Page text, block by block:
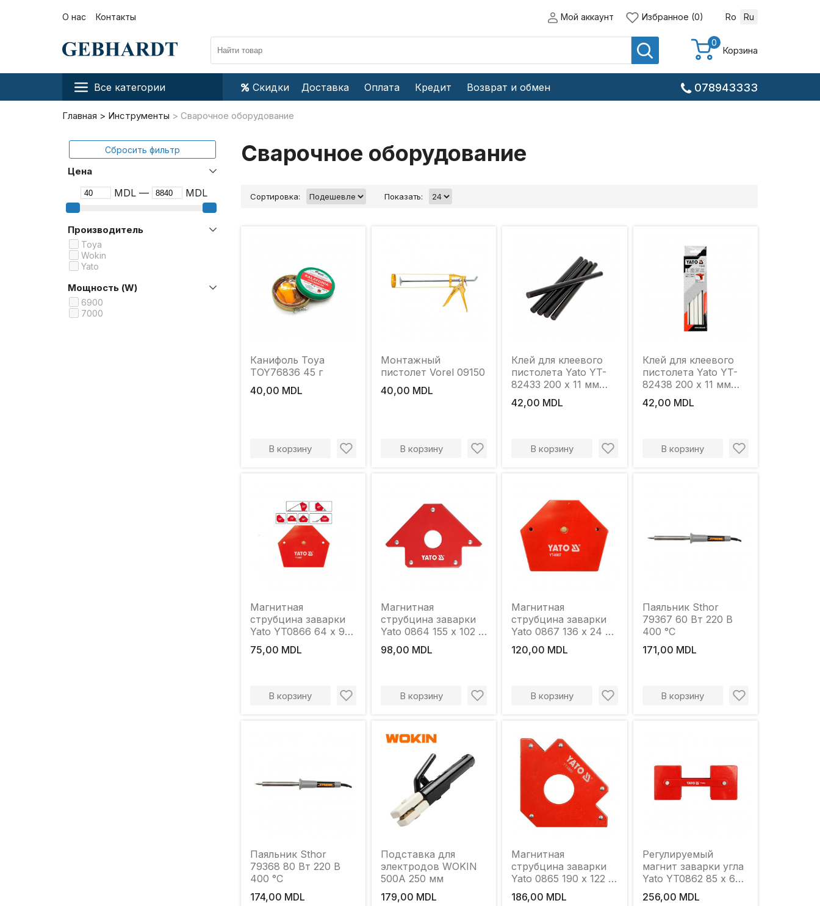
О нас Контакты Мой аккаунт Избранное (0) Ro Ru
0
Корзина
Все категории Скидки Доставка Оплата Кредит Возврат и обмен 078943333
Главная Инструменты Сварочное оборудование
Сбросить фильтр
Цена
MDL — MDL
Производитель
Toya
Wokin
Yato
Мощность (W)
6900
7000
Сварочное оборудование
Сортировка: Показать:
Канифоль Toya
TOY76836 45 г
40,00 MDL
В корзину
Монтажный
пистолет Vorel 09150
40,00 MDL
В корзину
Клей для клеевого
пистолета Yato YT-
82433 200 x 11 мм
чёрный
42,00 MDL
В корзину
Клей для клеевого
пистолета Yato YT-
82438 200 x 11 мм
белый
42,00 MDL
В корзину
Магнитная
струбцина заварки
Yato YT0866 64 x 95
x 14 мм
75,00 MDL
В корзину
Магнитная
струбцина заварки
Yato 0864 155 x 102 x
17 мм
98,00 MDL
В корзину
Магнитная
струбцина заварки
Yato 0867 136 x 24 x
11 мм
120,00 MDL
В корзину
Паяльник Sthor
79367 60 Вт 220 В
400 °С
171,00 MDL
В корзину
Паяльник Sthor
79368 80 Вт 220 В
400 °С
174,00 MDL
Подставка для
электродов WOKIN
500A 250 мм
179,00 MDL
Магнитная
струбцина заварки
Yato 0865 190 x 122 x
25 мм
186,00 MDL
Регулируемый
магнит заварки угла
Yato YT0862 85 x 65
x 22 мм
256,00 MDL